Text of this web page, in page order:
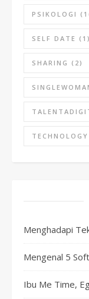
PSIKOLOGI
SELF DATE (1)
SHARING (2)
TECHNOLOGY
Menghadapi
Mengenal 5
Ibu Me Time,